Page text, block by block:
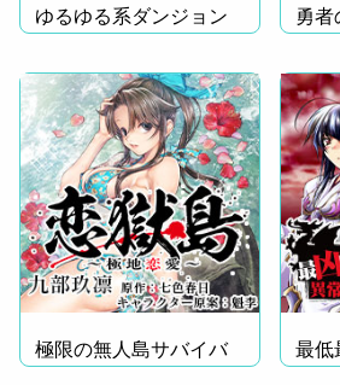
ゆるゆる系ダンジョン
魔王譚
勇
極限の無人島サバイバ
ル！
最低